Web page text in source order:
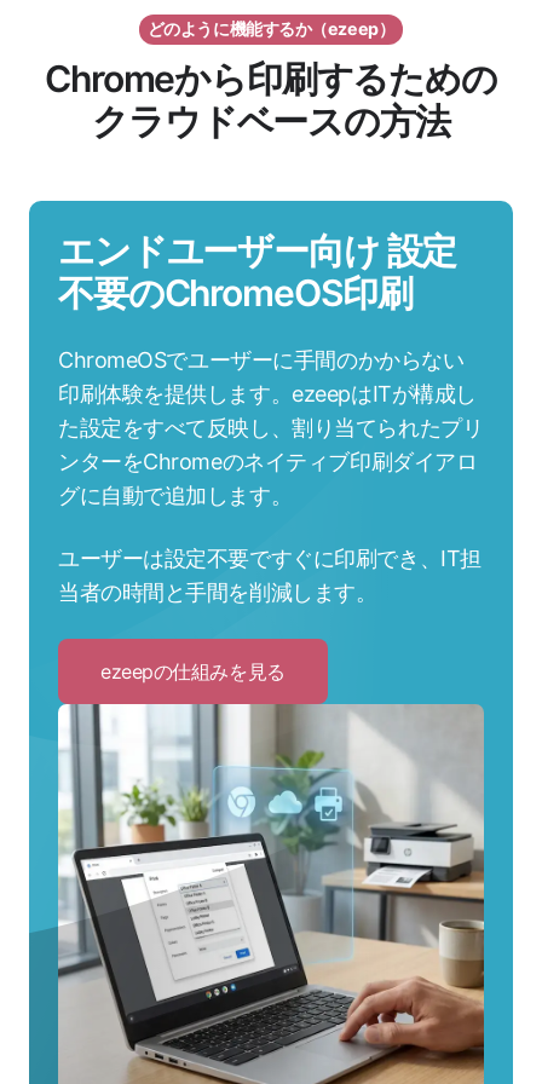
どのように機能するか（ezeep）
Chromeから印刷するための
クラウドベースの方法
エンドユーザー向け 設定
不要のChromeOS印刷
ChromeOSでユーザーに手間のかからない
印刷体験を提供します。ezeepはITが構成し
た設定をすべて反映し、割り当てられたプリ
ンターをChromeのネイティブ印刷ダイアロ
グに自動で追加します。
ユーザーは設定不要ですぐに印刷でき、IT担
当者の時間と手間を削減します。
ezeepの仕組みを見る
to
の
仕
組
み
を
見
る